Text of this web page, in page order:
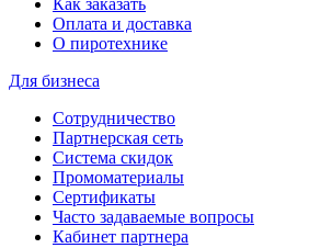
Оплата и доставка
О пиротехнике
Для бизнеса
Сотрудничество
Партнерская сеть
Система скидок
Промоматериалы
Сертификаты
Часто задаваемые вопросы
Кабинет партнера